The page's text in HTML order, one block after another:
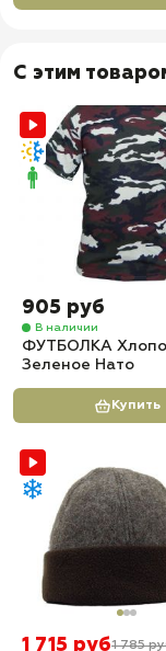
С этим
905 руб
В наличии
ФУТБОЛКА
Зеленое Нато
Купить
1 715 руб1 785